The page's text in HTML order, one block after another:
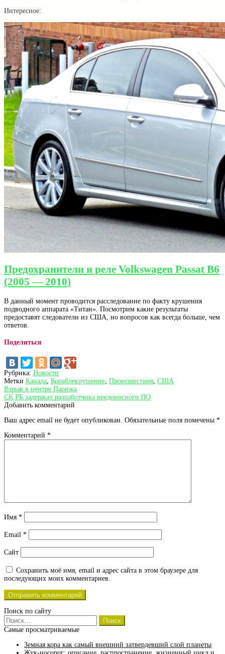
Интересное:
Предохранители и реле Volkswagen Passat B6
(2005 — 2010)
В данный момент проводится расследование по факту крушения
подводного аппарата «Титан». Посмотрим какие результаты
предоставят следователи из США, но вопросов как всегда больше, чем
ответов.
Поделиться
Рубрика: Новости
Метки Канада Кораблекрушение Происшествия США
Навигация
по
записям
Предыдущая
запись:
Взрыв в центре Парижа
Следующая
запись:
СК РБ задержал разработчика вредоносного ПО
Добавить комментарий
Ваш адрес email не будет опубликован. Обязательные поля помечены *
Комментарий *
Имя *
Email *
Сайт
Сохранить моё имя, email и адрес сайта в этом браузере для
последующих моих комментариев.
Поиск по сайту
Найти:
Самые просматриваемые
Земная кора как самый внешний затвердевший слой планеты